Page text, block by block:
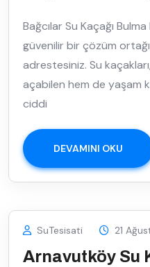
Bağcılar Su Kaçağı
güvenilir bir çözüm
adrestesiniz. Su
açabilen hem de yaşam
ciddi
DEVAMINI OKU
SuTesisati 21
Arnavutköy Su